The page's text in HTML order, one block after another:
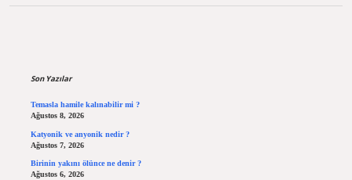
Son Yazılar
Temasla hamile kalınabilir mi ?
Ağustos 8, 2026
Katyonik ve anyonik nedir ?
Ağustos 7, 2026
Birinin yakını ölünce ne denir ?
Ağustos 6, 2026